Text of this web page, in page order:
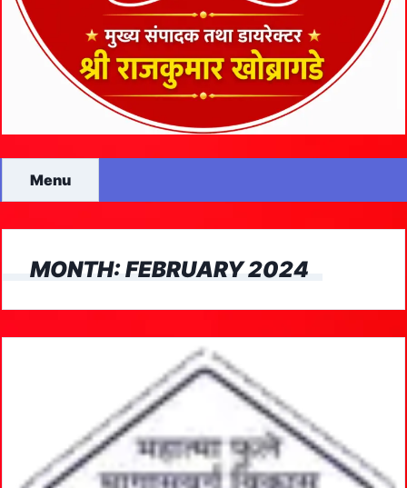
Menu
MONTH:FEBRUARY 2024